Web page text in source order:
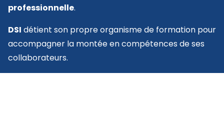
professionnelle.
DSI détient son propre organisme de formation pour
accompagner la montée en compétences de ses
collaborateurs.